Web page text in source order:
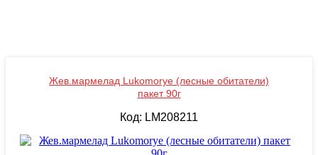
Жев.мармелад Lukomorye (лесные обитатели)
пакет 90г
Код: LM208211